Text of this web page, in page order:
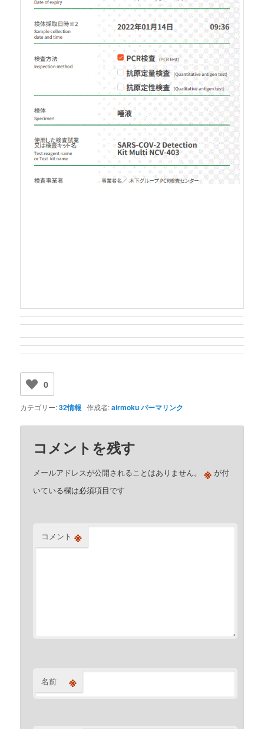
0
カテゴリー:32情報 作成者:airmokuパーマリンク
コメントを残す
メールアドレスが公開されることはありません。 ※ が付
いている欄は必須項目です
コメント ※
名前 ※